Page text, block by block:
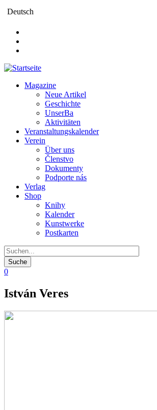
Direkt
Deutsch
navigation
Magazine
Neue Artikel
Geschichte
UnserBa
Aktivitäten
Veranstaltungskalender
Verein
Über uns
Členstvo
Dokumenty
Podporte nás
Verlag
Shop
Knihy
Kalender
Kunstwerke
Postkarten
0
István Veres